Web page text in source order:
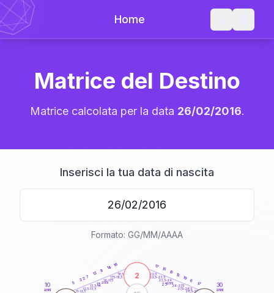
Home
Matrice del Destino
Matrice calcolata per la data 26/02/2016.
Inserisci la tua data di nascita
Formato: GG/MM/AAAA
10
anni
30
anni
11-12,5
12,5-13,5
13,5-14
16-17,5
17,5-18,5
18,5-19
21-22,5
22,5-23,5
23,5-24
26-27,5
27,5-28,5
28,5-29
5
227
12 8
14
16 17
15
10
13
19 6
17
2
15 anni 25anni